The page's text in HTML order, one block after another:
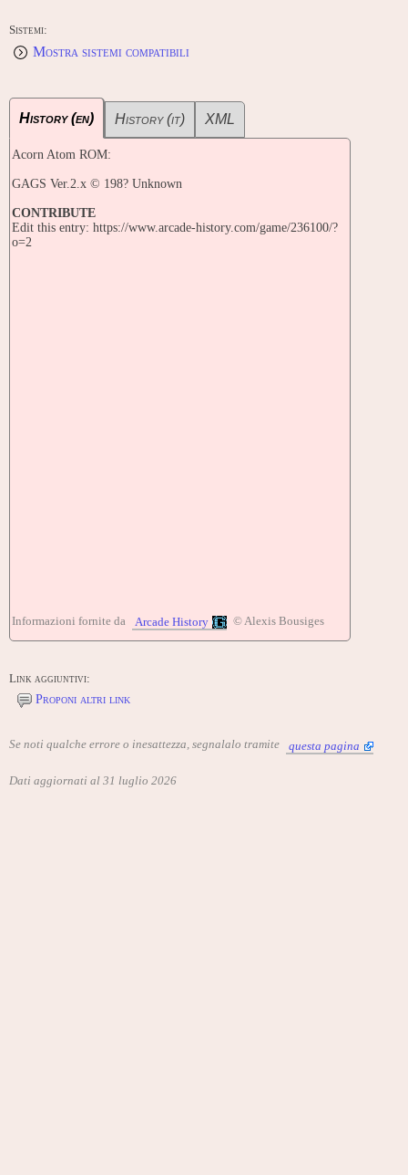
Sistemi:
Mostra sistemi compatibili
History (en) History (it) XML
Acorn Atom ROM:
GAGS Ver.2.x © 198? Unknown
CONTRIBUTE
Edit this entry: https://www.arcade-history.com/game/236100/?
o=2
Informazioni fornite da Arcade History © Alexis Bousiges
Link aggiuntivi:
Proponi altri link
Se noti qualche errore o inesattezza, segnalalo tramite questa pagina
Dati aggiornati al 31 luglio 2026